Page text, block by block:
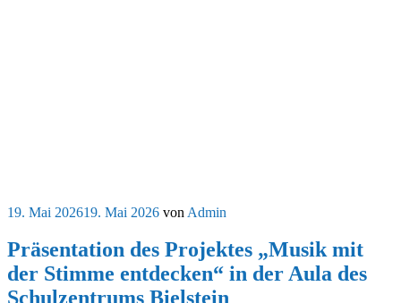
Veröffentlicht
19. Mai 202619. Mai 2026 von Admin
Präsentation des Projektes „Musik mit
der Stimme entdecken“ in der Aula des
Schulzentrums Bielstein